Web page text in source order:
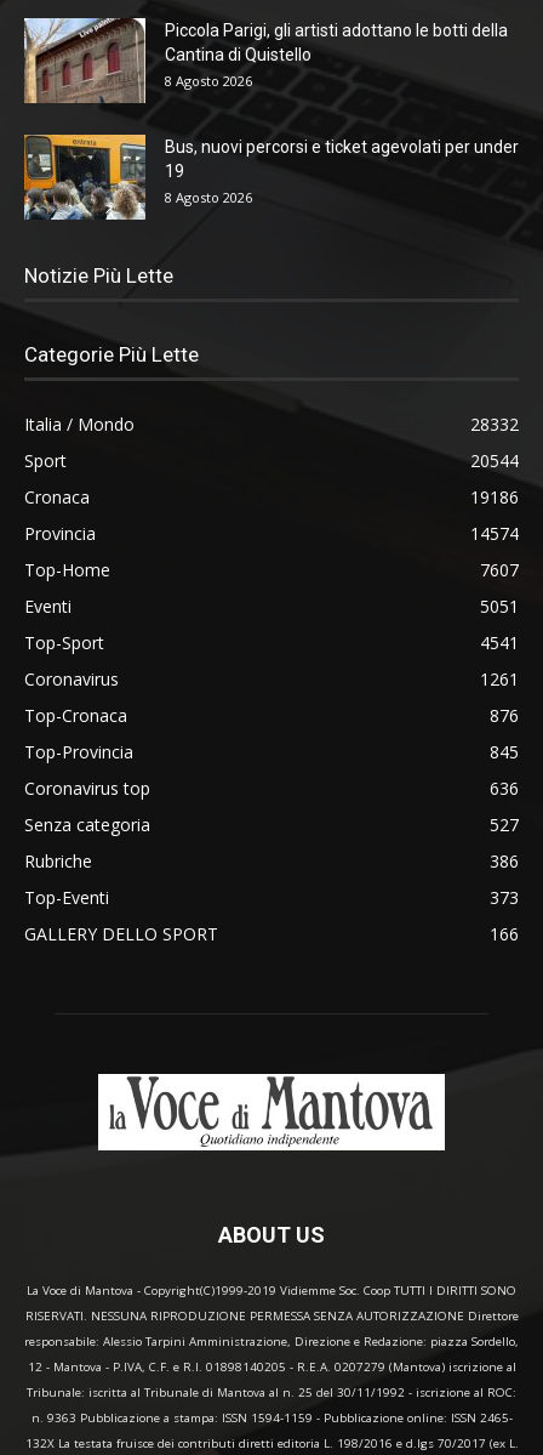
Piccola Parigi, gli artisti adottano le botti della
Cantina di Quistello
8 Agosto 2026
Bus, nuovi percorsi e ticket agevolati per under
19
8 Agosto 2026
Notizie Più Lette
Categorie Più Lette
Italia / Mondo
28332
Sport
20544
Cronaca
19186
Provincia
14574
Top-Home
7607
Eventi
5051
Top-Sport
4541
Coronavirus
1261
Top-Cronaca
876
Top-Provincia
845
Coronavirus top
636
Senza categoria
527
Rubriche
386
Top-Eventi
373
GALLERY DELLO SPORT
166
ABOUT US
La Voce di Mantova - Copyright(C)1999-2019 Vidiemme Soc. Coop TUTTI I DIRITTI SONO
RISERVATI. NESSUNA RIPRODUZIONE PERMESSA SENZA AUTORIZZAZIONE Direttore
responsabile: Alessio Tarpini Amministrazione, Direzione e Redazione: piazza Sordello,
12 - Mantova - P.IVA, C.F. e R.I. 01898140205 - R.E.A. 0207279 (Mantova) iscrizione al
Tribunale: iscritta al Tribunale di Mantova al n. 25 del 30/11/1992 - iscrizione al ROC:
n. 9363 Pubblicazione a stampa: ISSN 1594-1159 - Pubblicazione online: ISSN 2465-
132X La testata fruisce dei contributi diretti editoria L. 198/2016 e d.lgs 70/2017 (ex L.